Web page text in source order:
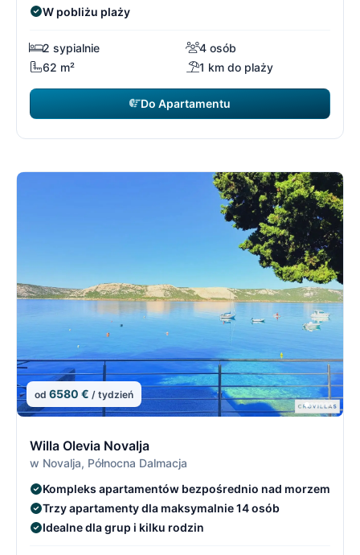
W pobliżu plaży
2 sypialnie
4 osób
62 m²
1 km do plaży
Do Apartamentu
od 6580 € / tydzień
Willa Olevia Novalja
w Novalja, Północna Dalmacja
Kompleks apartamentów bezpośrednio nad morzem
Trzy apartamenty dla maksymalnie 14 osób
Idealne dla grup i kilku rodzin